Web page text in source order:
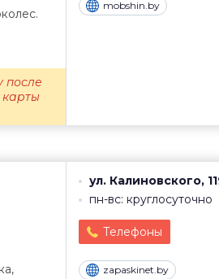
mobshin.by
после
карты
ул. Калиновского,
пн-вс: круглосуточно
Телефоны
zapaskinet.by